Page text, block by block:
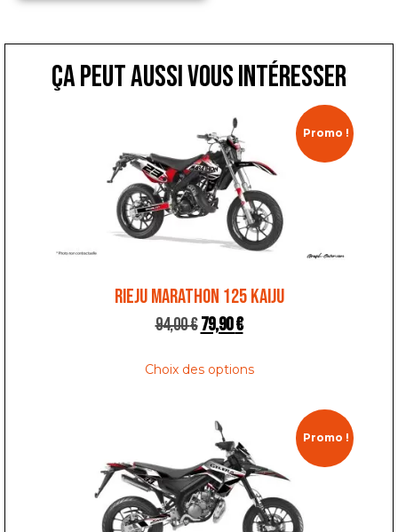
ça peut aussi vous intéresser
Promo !
RIEJU MARATHON 125 KAIJU
94,00€79,90€
Choix des options
Promo !